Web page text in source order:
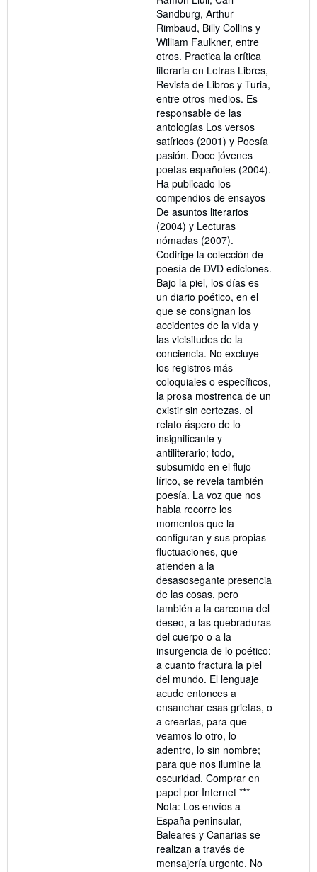
Sandburg, Arthur
Rimbaud, Billy Collins y
William Faulkner, entre
otros. Practica la crítica
literaria en Letras Libres,
Revista de Libros y Turia,
entre otros medios. Es
responsable de las
antologías Los versos
satíricos (2001) y Poesía
pasión. Doce jóvenes
poetas españoles (2004).
Ha publicado los
compendios de ensayos
De asuntos literarios
(2004) y Lecturas
nómadas (2007).
Codirige la colección de
poesía de DVD ediciones.
Bajo la piel, los días es
un diario poético, en el
que se consignan los
accidentes de la vida y
las vicisitudes de la
conciencia. No excluye
los registros más
coloquiales o específicos,
la prosa mostrenca de un
existir sin certezas, el
relato áspero de lo
insignificante y
antiliterario; todo,
subsumido en el flujo
lírico, se revela también
poesía. La voz que nos
habla recorre los
momentos que la
configuran y sus propias
fluctuaciones, que
atienden a la
desasosegante presencia
de las cosas, pero
también a la carcoma del
deseo, a las quebraduras
del cuerpo o a la
insurgencia de lo poético:
a cuanto fractura la piel
del mundo. El lenguaje
acude entonces a
ensanchar esas grietas, o
a crearlas, para que
veamos lo otro, lo
adentro, lo sin nombre;
para que nos ilumine la
oscuridad. Comprar en
papel por Internet ***
Nota: Los envíos a
España peninsular,
Baleares y Canarias se
realizan a través de
mensajería urgente. No